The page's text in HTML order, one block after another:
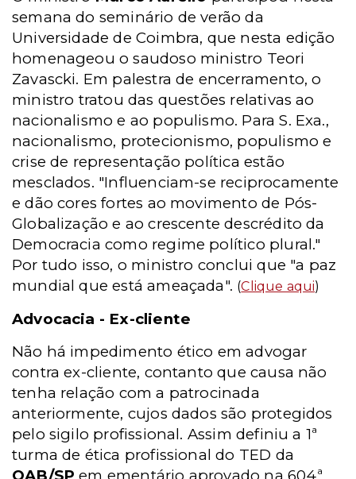
semana do seminário de verão da
Universidade de Coimbra, que nesta edição
homenageou o saudoso ministro Teori
Zavascki. Em palestra de encerramento, o
ministro tratou das questões relativas ao
nacionalismo e ao populismo. Para S. Exa.,
nacionalismo, protecionismo, populismo e
crise de representação política estão
mesclados. "Influenciam-se reciprocamente
e dão cores fortes ao movimento de Pós-
Globalização e ao crescente descrédito da
Democracia como regime político plural."
Por tudo isso, o ministro conclui que "a paz
mundial que está ameaçada". (Clique aqui)
Advocacia - Ex-cliente
Não há impedimento ético em advogar
contra ex-cliente, contanto que causa não
tenha relação com a patrocinada
anteriormente, cujos dados são protegidos
pelo sigilo profissional. Assim definiu a 1ª
turma de ética profissional do TED da